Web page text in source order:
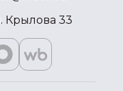
Крылова 33